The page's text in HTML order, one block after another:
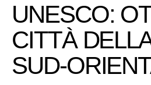
UNESCO:
CITTÀ
SUD-